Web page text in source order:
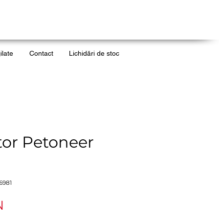
Contact Lichidări de stoc
Petoneer